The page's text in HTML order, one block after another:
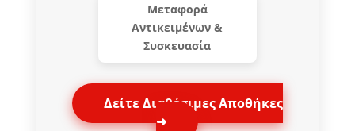
Μεταφορά
Αντικειμένων &
Συσκευασία
Δείτε Διαθέσιμες Αποθήκες
➜